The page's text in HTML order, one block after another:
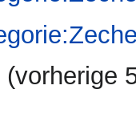
(vorherige